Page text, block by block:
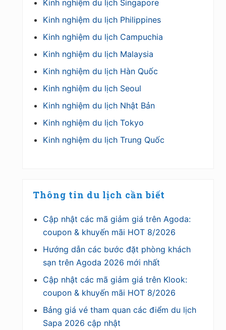
Kinh nghiệm du lịch Singapore
Kinh nghiệm du lịch Philippines
Kinh nghiệm du lịch Campuchia
Kinh nghiệm du lịch Malaysia
Kinh nghiệm du lịch Hàn Quốc
Kinh nghiệm du lịch Seoul
Kinh nghiệm du lịch Nhật Bản
Kinh nghiệm du lịch Tokyo
Kinh nghiệm du lịch Trung Quốc
Thông tin du lịch cần biết
Cập nhật các mã giảm giá trên Agoda:
coupon & khuyến mãi HOT 8/2026
Hướng dẫn các bước đặt phòng khách
sạn trên Agoda 2026 mới nhất
Cập nhật các mã giảm giá trên Klook:
coupon & khuyến mãi HOT 8/2026
Bảng giá vé tham quan các điểm du lịch
Sapa 2026 cập nhật